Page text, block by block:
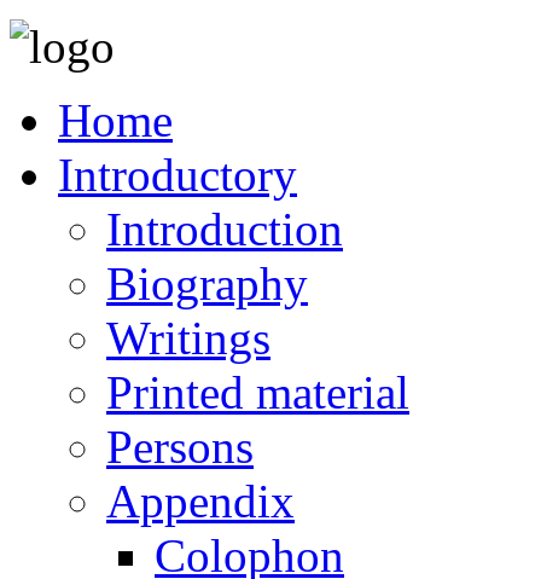
Home
Introductory
Introduction
Biography
Writings
Printed material
Persons
Appendix
Colophon